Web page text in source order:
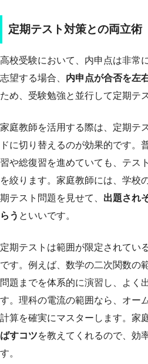
定期テスト対策との両立術
高校受験において、内申点は非常
志望する場合、 内申点が合否を左
ため、受験勉強と並行して定期テ
家庭教師を活用する際は、定期テ
ドに切り替えるのが効果的です。
習や総復習を進めていても、テス
を絞ります。家庭教師には、学校
期テスト問題を見せて、 出題され
らう といいです。
定期テストは範囲が限定されてい
です。例えば、数学の二次関数の
問題までを体系的に演習し、よく
す。理科の電流の範囲なら、オー
計算を確実にマスターします。家
ばすコツを教えてくれるので、効
す。